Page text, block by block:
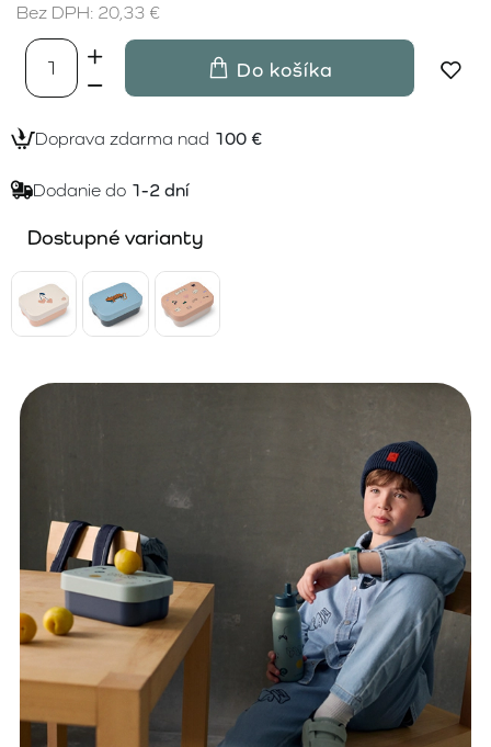
Bez DPH: 20,33 €
Do košíka
Doprava zdarma nad 100 €
Dodanie do 1-2 dní
Dostupné varianty